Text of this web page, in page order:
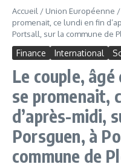
Accueil / Union Européenne /
promenait, ce lundi en fin
Portsall, sur la commune de
Finance International
Le couple,
se promenait,
d’après-midi,
Porsguen, à
commune de